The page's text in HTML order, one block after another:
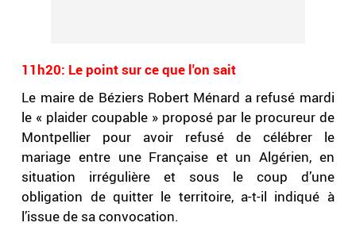
11h20: Le point sur ce que l'on sait
Le maire de Béziers Robert Ménard a refusé mardi
le « plaider coupable » proposé par le procureur de
Montpellier pour avoir refusé de célébrer le
mariage entre une Française et un Algérien, en
situation irrégulière et sous le coup d’une
obligation de quitter le territoire, a-t-il indiqué à
l’issue de sa convocation.